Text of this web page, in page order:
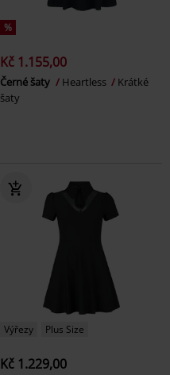
%
Kč 1.155,00
Černé šaty Heartless
Krátké
šaty
Výřezy Plus Size
Kč 1.229,00